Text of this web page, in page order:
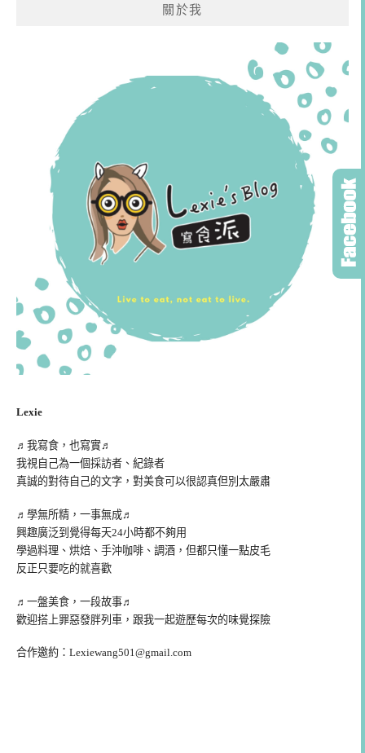
關於我
Lexie
♬我寫食，也寫實♬
我視自己為一個採訪者、紀錄者
真誠的對待自己的文字，對美食可以很認真但別太嚴肅
♬學無所精，一事無成♬
興趣廣泛到覺得每天24小時都不夠用
學過料理、烘焙、手沖咖啡、調酒，但都只懂一點皮毛
反正只要吃的就喜歡
♬一盤美食，一段故事♬
歡迎搭上罪惡發胖列車，跟我一起遊歷每次的味覺探險
合作邀約： Lexiewang501@gmail.com